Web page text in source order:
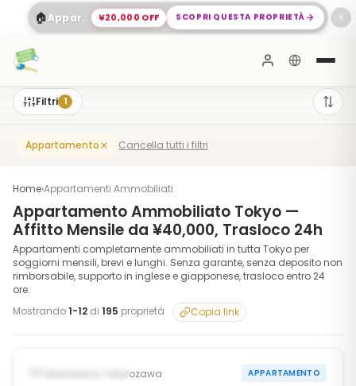
🏠 Appartamento Spazioso 2 Camere a Shinagawa ¥20,000 OFF SCOPRI QUESTA PROPRIETÀ ✕
Filtri 1
Appartamento Cancella tutti i filtri
Home›Appartamenti Ammobiliati
Appartamento Ammobiliato Tokyo —
Affitto Mensile da ¥40,000, Trasloco 24h
Appartamenti completamente ammobiliati in tutta Tokyo per
soggiorni mensili, brevi e lunghi. Senza garante, senza deposito non
rimborsabile, supporto in inglese e giapponese, trasloco entro 24
ore.
Mostrando1-12 di 195 proprietà Copia link
Tokorozawa, Tokorozawa APPARTAMENTO